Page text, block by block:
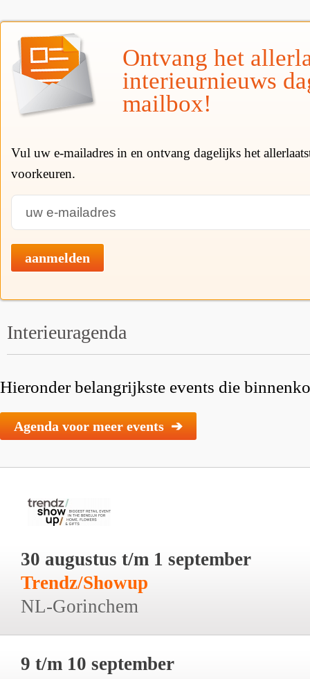
Ontvang het
interieurnieuws
mailbox!
Vul uw e-mailadres in en ontvang dagelijks het
voorkeuren.
aanmelden
Interieuragenda
Hieronder belangrijkste events die
Agenda voor meer events ➔
30 augustus t/m 1 september
Trendz/Showup
NL-Gorinchem
9 t/m 10 september